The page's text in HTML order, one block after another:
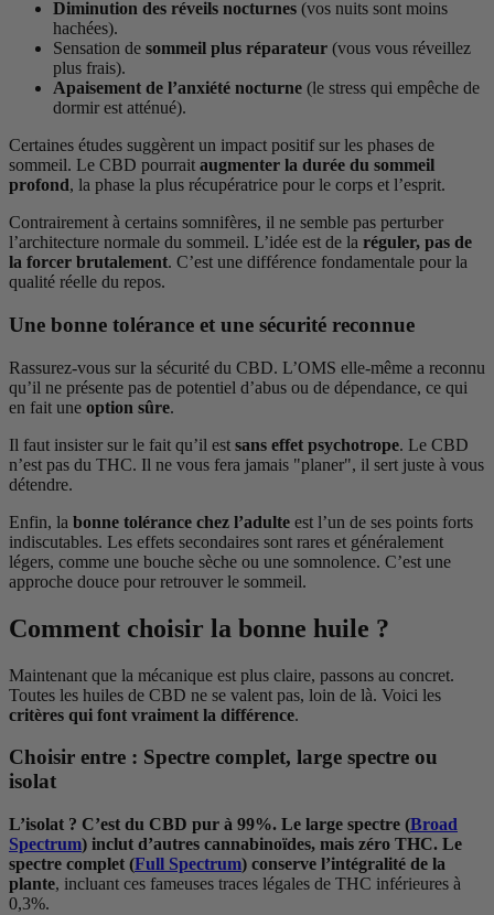
Diminution des réveils nocturnes (vos nuits sont moins
hachées).
Sensation de sommeil plus réparateur (vous vous réveillez
plus frais).
Apaisement de l’anxiété nocturne (le stress qui empêche de
dormir est atténué).
Certaines études suggèrent un impact positif sur les phases de
sommeil. Le CBD pourrait augmenter la durée du sommeil
profond, la phase la plus récupératrice pour le corps et l’esprit.
Contrairement à certains somnifères, il ne semble pas perturber
l’architecture normale du sommeil. L’idée est de la réguler, pas de
la forcer brutalement. C’est une différence fondamentale pour la
qualité réelle du repos.
Une bonne tolérance et une sécurité reconnue
Rassurez-vous sur la sécurité du CBD. L’OMS elle-même a reconnu
qu’il ne présente pas de potentiel d’abus ou de dépendance, ce qui
en fait une option sûre.
Il faut insister sur le fait qu’il est sans effet psychotrope. Le CBD
n’est pas du THC. Il ne vous fera jamais "planer", il sert juste à vous
détendre.
Enfin, la bonne tolérance chez l’adulte est l’un de ses points forts
indiscutables. Les effets secondaires sont rares et généralement
légers, comme une bouche sèche ou une somnolence. C’est une
approche douce pour retrouver le sommeil.
Comment choisir la bonne huile ?
Maintenant que la mécanique est plus claire, passons au concret.
Toutes les huiles de CBD ne se valent pas, loin de là. Voici les
critères qui font vraiment la différence.
Choisir entre : Spectre complet, large spectre ou
isolat
L’isolat ? C’est du CBD pur à 99%. Le large spectre (Broad
Spectrum) inclut d’autres cannabinoïdes, mais zéro THC. Le
spectre complet (Full Spectrum) conserve l’intégralité de la
plante, incluant ces fameuses traces légales de THC inférieures à
0,3%.